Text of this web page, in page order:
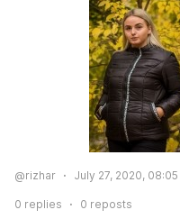
@rizhar July 27, 2020, 08:05
0 replies 0 reposts